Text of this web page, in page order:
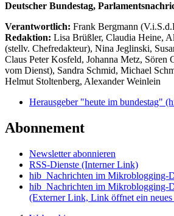
Deutscher Bundestag,
Verantwortlich: Frank Bergmann
Redaktion: Lisa Brüßler, Claudia Heine,
(stellv. Chefredakteur), Nina Jeglinski,
Claus Peter Kosfeld, Johanna Metz, Sören
vom Dienst), Sandra Schmid, Michael
Helmut Stoltenberg, Alexander Weinlein
Herausgeber "heute im bundestag"
Abonnement
Newsletter abonnieren
RSS-Dienste (Interner Link)
hib_Nachrichten im Mikroblogging-
hib_Nachrichten im Mikroblogging-
(Externer Link, Link öffnet ein neues